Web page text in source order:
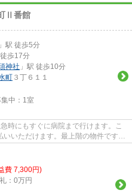
Ⅱ番館
」駅 徒歩5分
徒歩17分
神社 」駅 徒歩10分
町 ３丁６１１
中： 1室
時にもすぐに病院まで行けます。こ
いただけます。最上階の物件です。
費 7,300円)
：0万円